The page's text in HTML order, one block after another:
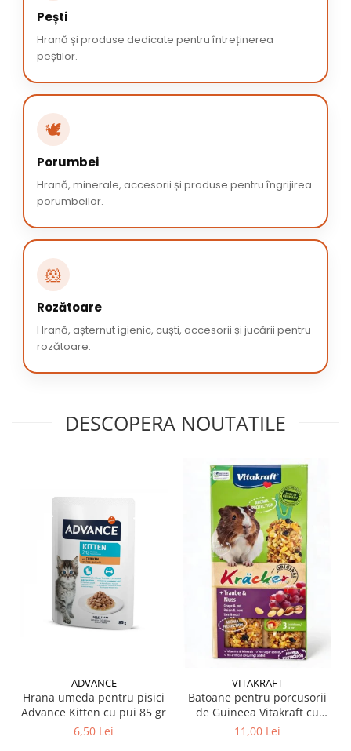
Pești
Hrană și produse dedicate pentru întreținerea
peștilor.
🕊️
Porumbei
Hrană, minerale, accesorii și produse pentru îngrijirea
porumbeilor.
🐹
Rozătoare
Hrană, așternut igienic, cuști, accesorii și jucării pentru
rozătoare.
DESCOPERA NOUTATILE
ADVANCE
Hrana umeda pentru pisici
Advance Kitten cu pui 85 gr
6,50 Lei
VITAKRAFT
Batoane pentru porcusorii
de Guineea Vitakraft cu
struguri & nuci 2 buc
11,00 Lei